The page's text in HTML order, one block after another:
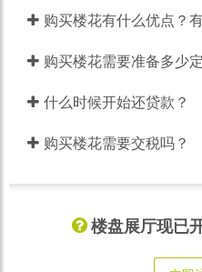
购买楼花有什么优点？
购买楼花需要准备多少
什么时候开始还贷款？
购买楼花需要交税吗？
楼盘展厅现已